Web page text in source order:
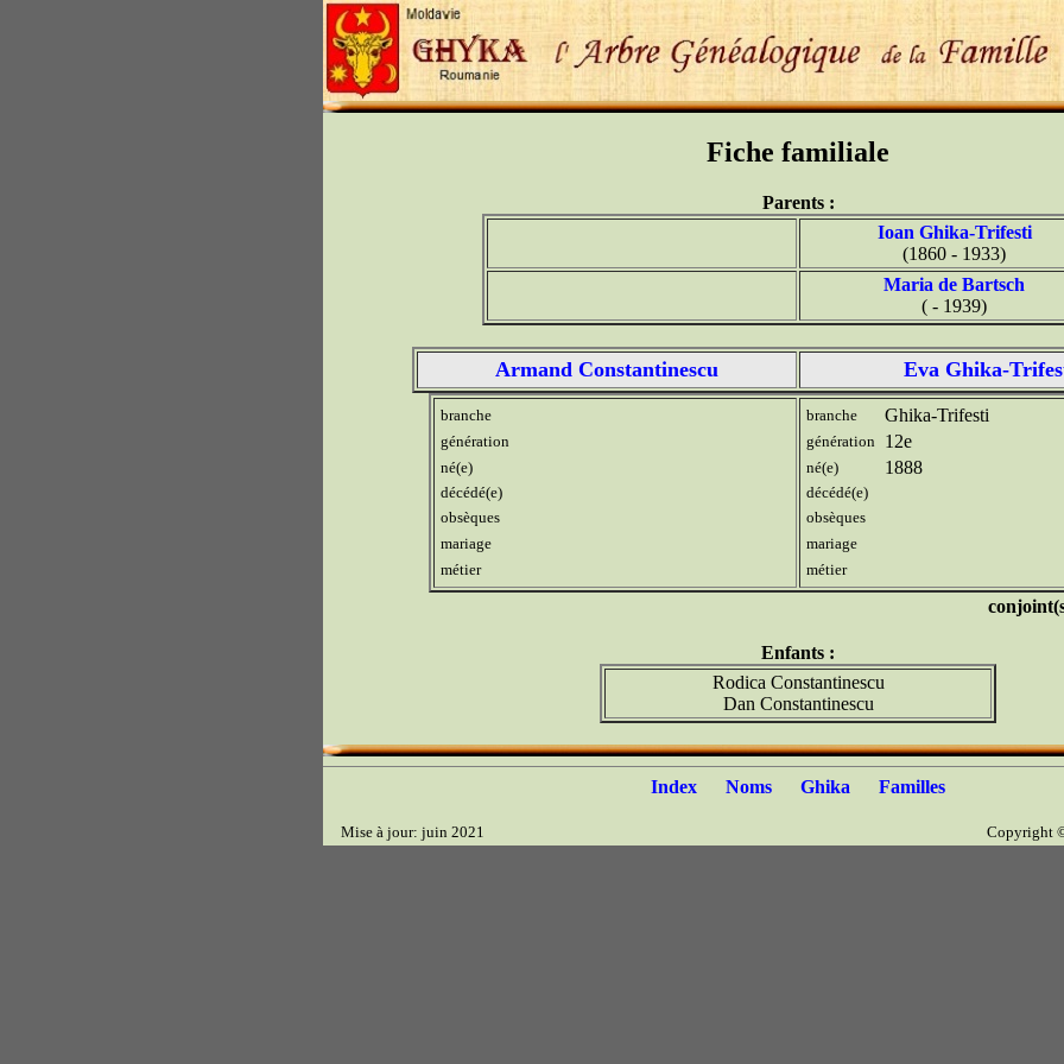
Fiche familiale
Parents :
Ioan Ghika-Trifesti
(1860 - 1933)
Maria de Bartsch
( - 1939)
Armand Constantinescu Eva Ghika-
branche
génération
né(e)
décédé(e)
obsèques
mariage
métier
branche Ghika-Trifesti
génération 12e
né(e) 1888
décédé(e)
obsèques
mariage
métier
Enfants :
Rodica Constantinescu
Dan Constantinescu
Index Noms Ghika Familles
Mise à jour: juin 2021 Copyright